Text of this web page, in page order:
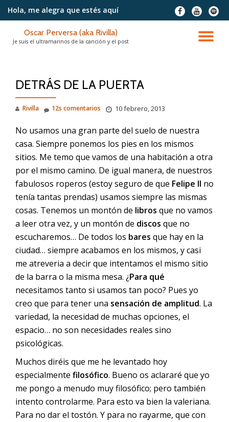
contenido
Hola, me alegra que estés aquí
fa-
facebook
fa-
youtube
fa-
spotify
Oscar Perversa (aka Rivilla)
Je suis el ultramarinos de la canción y el post
DETRÁS DE LA PUERTA
Rivilla 10 febrero, 2013
12s comentarios
No usamos una gran parte del suelo de nuestra
casa. Siempre ponemos los pies en los mismos
sitios. Me temo que vamos de una habitación a otra
por el mismo camino. De igual manera, de nuestros
fabulosos roperos (estoy seguro de que Felipe II no
tenía tantas prendas) usamos siempre las mismas
cosas. Tenemos un montón de libros que no vamos
a leer otra vez, y un montón de discos que no
escucharemos… De todos los bares que hay en la
ciudad… siempre acabamos en los mismos, y casi
me atreveria a decir que intentamos el mismo sitio
de la barra o la misma mesa. ¿Para qué
necesitamos tanto si usamos tan poco? Pues yo
creo que para tener una sensación de amplitud. La
variedad, la necesidad de muchas opciones, el
espacio… no son necesidades reales sino
psicológicas.
Muchos diréis que me he levantado hoy
especialmente filosófico. Bueno os aclararé que yo
me pongo a menudo muy filosófico; pero también
intento controlarme. Para esto va bien la valeriana.
Para no dar el tostón. Y para no rayarme, que con